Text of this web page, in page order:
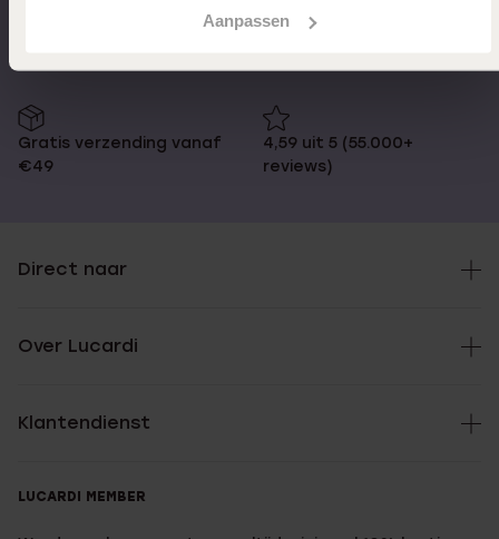
Aanpassen
besteld, morgen in huis
retourneren
Gratis verzending vanaf
€49
4,59 uit 5 (55.000+
reviews)
Direct naar
Over Lucardi
Klantendienst
LUCARDI MEMBER